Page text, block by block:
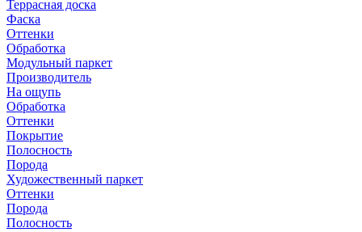
Террасная доска
Фаска
Оттенки
Обработка
Модульный паркет
Производитель
На ощупь
Обработка
Оттенки
Покрытие
Полосность
Порода
Художественный паркет
Оттенки
Порода
Полосность